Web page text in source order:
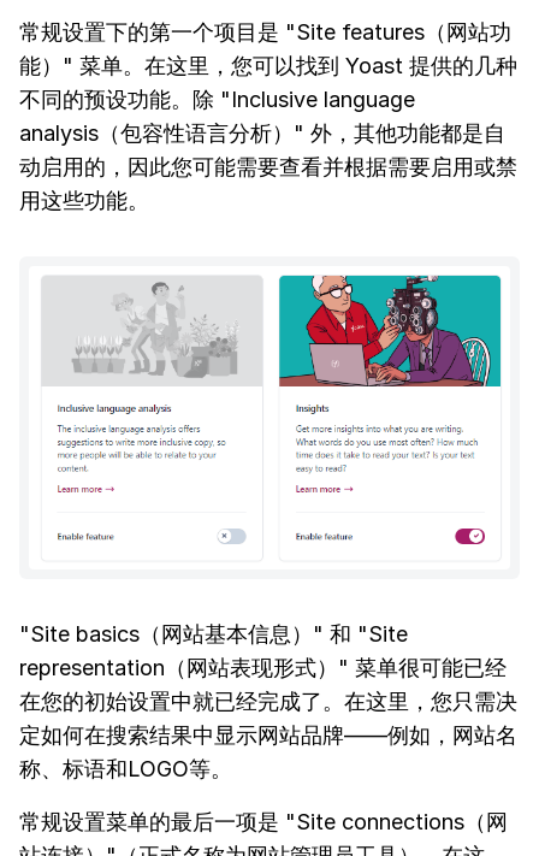
常规设置下的第一个项目是 "Site features（网站功
能）" 菜单。在这里，您可以找到 Yoast 提供的几种
不同的预设功能。除 "Inclusive language
analysis（包容性语言分析）" 外，其他功能都是自
动启用的，因此您可能需要查看并根据需要启用或禁
用这些功能。
"Site basics（网站基本信息）" 和 "Site
representation（网站表现形式）" 菜单很可能已经
在您的初始设置中就已经完成了。在这里，您只需决
定如何在搜索结果中显示网站品牌——例如，网站名
称、标语和LOGO等。
常规设置菜单的最后一项是 "Site connections（网